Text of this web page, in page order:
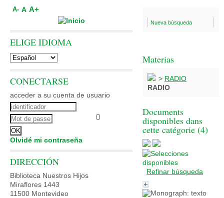
Nueva búsqueda
Materias
> RADIO
RADIO
Documents
disponibles dans
cette catégorie (4)
Refinar búsqueda
A- A A+
ELIGE IDIOMA
CONECTARSE
acceder a su cuenta de usuario
Olvidé mi contraseña
DIRECCIÓN
Biblioteca Nuestros Hijos
Miraflores 1443
11500 Montevideo